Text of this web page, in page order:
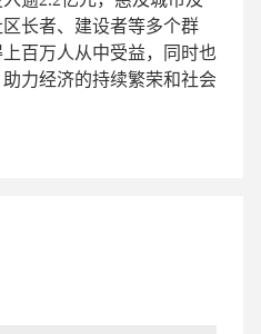
长者、建设者等多个群
百万人从中受益，同时也
力经济的持续繁荣和社会